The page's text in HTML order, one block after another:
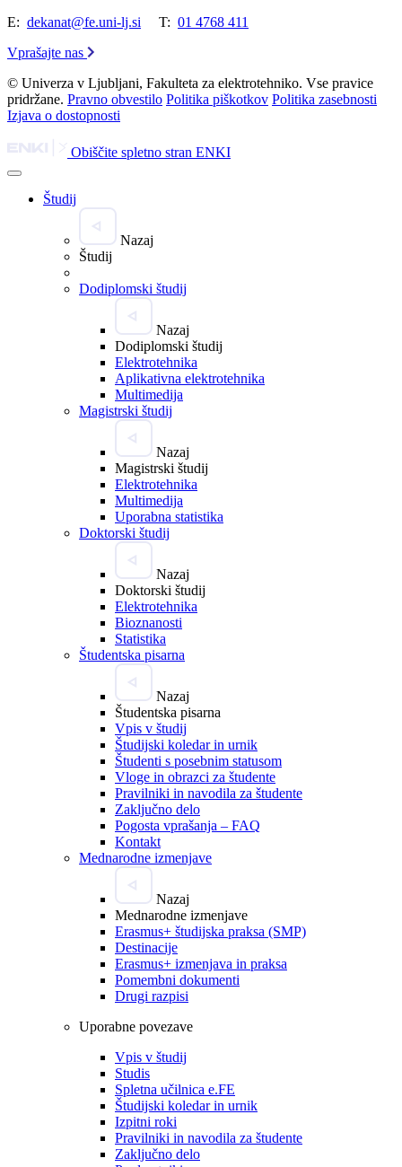
E: dekanat@fe.uni-lj.si T: 01 4768 411
Vprašajte nas
© Univerza v Ljubljani, Fakulteta za elektrotehniko. Vse pravice
pridržane. Pravno obvestilo Politika piškotkov Politika zasebnosti
Izjava o dostopnosti
Obiščite spletno stran ENKI
Študij
Nazaj
Študij
Dodiplomski študij
Nazaj
Dodiplomski študij
Elektrotehnika
Aplikativna elektrotehnika
Multimedija
Magistrski študij
Nazaj
Magistrski študij
Elektrotehnika
Multimedija
Uporabna statistika
Doktorski študij
Nazaj
Doktorski študij
Elektrotehnika
Bioznanosti
Statistika
Študentska pisarna
Nazaj
Študentska pisarna
Vpis v študij
Študijski koledar in urnik
Študenti s posebnim statusom
Vloge in obrazci za študente
Pravilniki in navodila za študente
Zaključno delo
Pogosta vprašanja – FAQ
Kontakt
Mednarodne izmenjave
Nazaj
Mednarodne izmenjave
Erasmus+ študijska praksa (SMP)
Destinacije
Erasmus+ izmenjava in praksa
Pomembni dokumenti
Drugi razpisi
Uporabne povezave
Vpis v študij
Studis
Spletna učilnica e.FE
Študijski koledar in urnik
Izpitni roki
Pravilniki in navodila za študente
Zaključno delo